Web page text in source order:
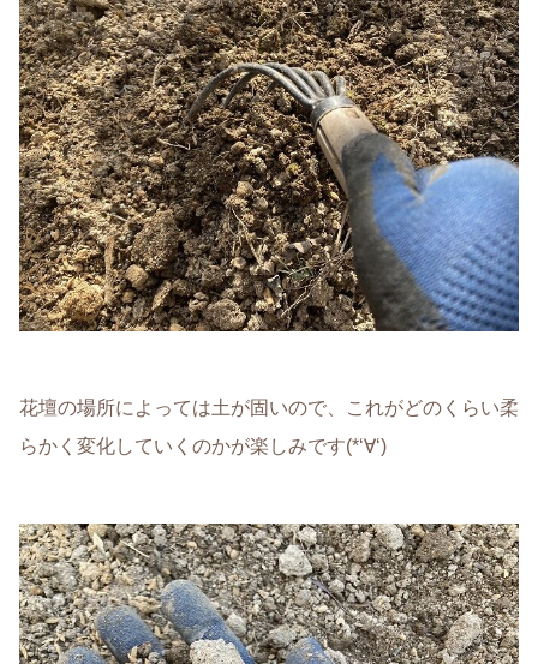
花壇の場所によっては土が固いので、これがどのくらい柔
らかく変化していくのかが楽しみです(*‘∀‘)